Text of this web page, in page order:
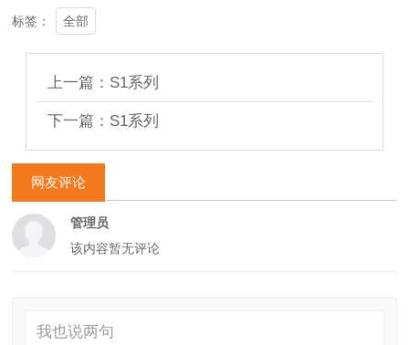
标签： 全部
上一篇：S1系列
下一篇：S1系列
网友评论
管理员
该内容暂无评论